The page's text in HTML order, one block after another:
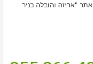
"אריזה והובלה בניר